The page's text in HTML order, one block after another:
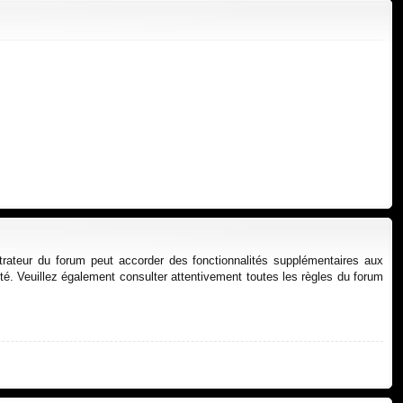
du forum peut accorder des fonctionnalités supplémentaires aux
Veuillez également consulter attentivement toutes les règles du forum